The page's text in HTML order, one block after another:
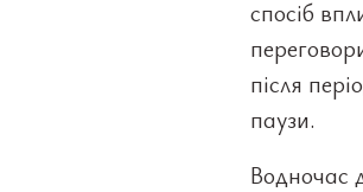
спосіб
після
паузи.
Водночас